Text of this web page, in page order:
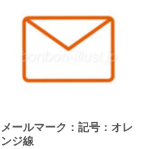
メールマーク：記号：オレ
ンジ線